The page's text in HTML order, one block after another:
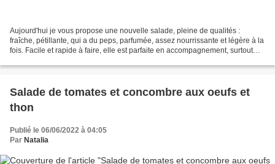
Aujourd'hui je vous propose une nouvelle salade, pleine de qualités :
fraîche, pétillante, qui a du peps, parfumée, assez nourrissante et légère à la
fois. Facile et rapide à faire, elle est parfaite en accompagnement, surtout
Salade de tomates et concombre aux oeufs et
thon
Publié le 06/06/2022 à 04:05
Par Natalia